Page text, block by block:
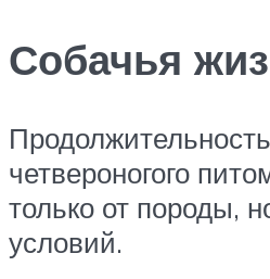
Собачья
четвероногого
только от породы,
условий.